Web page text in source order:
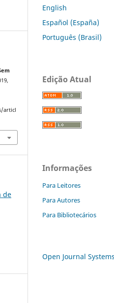
articl
de
English
Español (España)
Português (Brasil)
Edição Atual
Informações
Para Leitores
Para Autores
Para Bibliotecários
Open Journal Systems